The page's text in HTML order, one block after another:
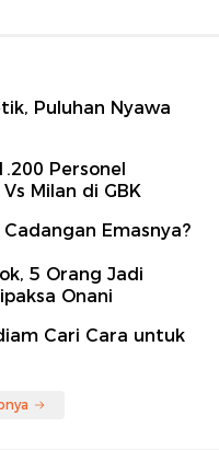
Puluhan Nyawa
Personel
Milan di GBK
Emasnya?
5 Orang Jadi
Onani
Cari Cara untuk